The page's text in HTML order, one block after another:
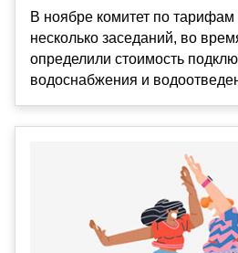
В ноябре комитет по тарифам
несколько заседаний, во
определили стоимость
водоснабжения и